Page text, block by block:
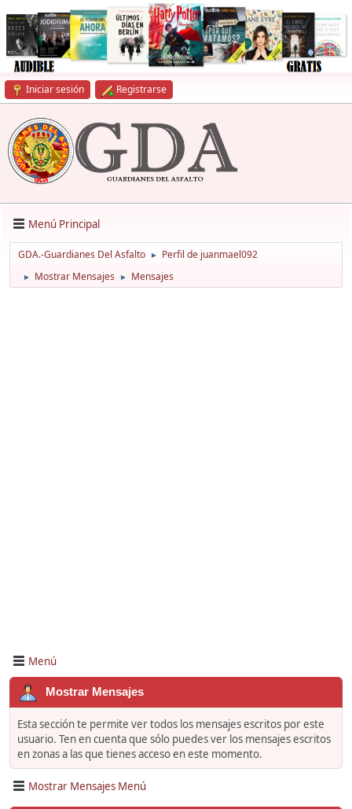
Iniciar sesión Registrarse
Menú Principal
GDA.-Guardianes Del Asfalto ► Perfil de juanmael092
► Mostrar Mensajes ► Mensajes
Menú
Mostrar Mensajes
Esta sección te permite ver todos los mensajes escritos por este
usuario. Ten en cuenta que sólo puedes ver los mensajes escritos
en zonas a las que tienes acceso en este momento.
Mostrar Mensajes Menú